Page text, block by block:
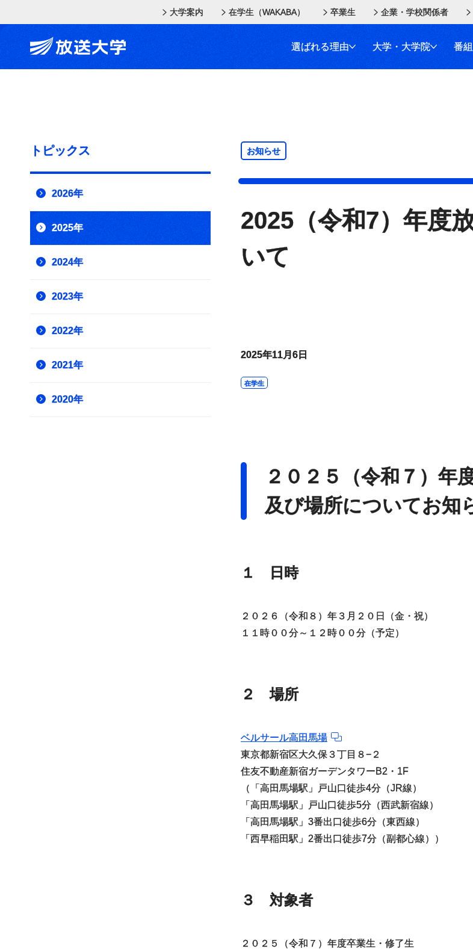
スクリーンリーダーでご覧の方へ
大学案内 在学生（WAKABA） 卒業生 企業・学校関係者
選ばれる理由 大学・大学院 番
お知らせ
2025（令和7）年度
いて
2025年11月6日
在学生
２０２５（令和７）年
及び場所についてお知
１ 日時
２０２６（令和８）年３月２０日（金・祝）
１１時００分～１２時００分（予定）
２ 場所
ベルサール高田馬場
東京都新宿区大久保３丁目８−２
住友不動産新宿ガーデンタワーB2・1F
（「高田馬場駅」戸山口徒歩4分（JR線）
「高田馬場駅」戸山口徒歩5分（西武新宿線）
「高田馬場駅」3番出口徒歩6分（東西線）
「西早稲田駅」2番出口徒歩7分（副都心線））
３ 対象者
２０２５（令和７）年度卒業生・修了生
トピックス
2026年
2025年
2024年
2023年
2022年
2021年
2020年